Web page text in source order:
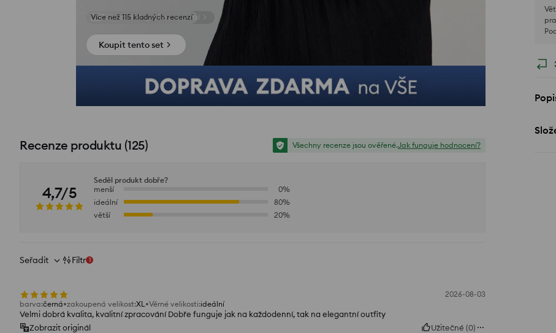
Zobrazit fotografie z recenzí
Koupit tento set
Recenze produktu (125) Všechny recenze jsou ověřené.Jak funguje hodnocení?
4,7/5
Seděl produkt dobře?
menší
0%
ideální
80%
větší
20%
Seřadit Filtr 1
2026-08-03
barva:černá zakoupená velikost:XL Věrné velikosti:ideální
Velmi dobrá kvalita, kvalitní zpracování Dobře funguje jak na každodenní, tak na elegantní outfity
Zobrazit originál
Užitečné (0)